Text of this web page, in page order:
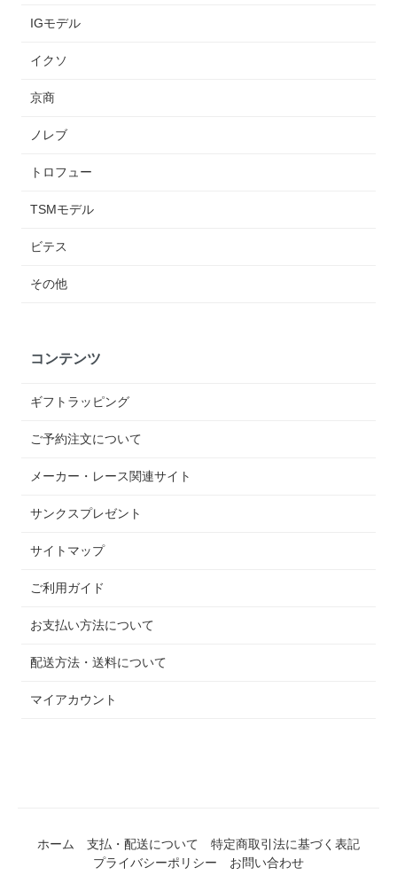
IGモデル
イクソ
京商
ノレブ
トロフュー
TSMモデル
ビテス
その他
コンテンツ
ギフトラッピング
ご予約注文について
メーカー・レース関連サイト
サンクスプレゼント
サイトマップ
ご利用ガイド
お支払い方法について
配送方法・送料について
マイアカウント
ホーム 支払・配送について
特定商取引法に基づく表記
プライバシーポリシー
お問い合わせ